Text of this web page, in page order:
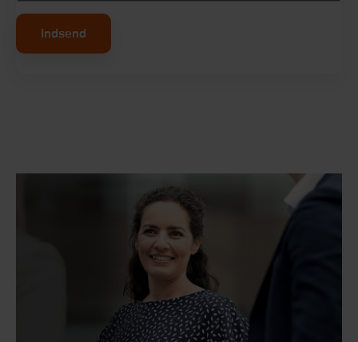
Indsend